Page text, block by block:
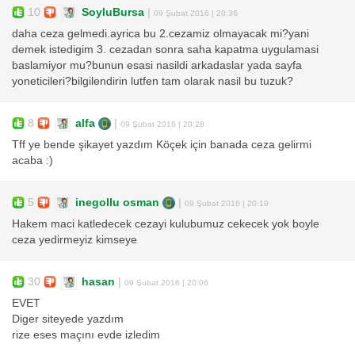
10 SoyluBursa 09 Şubat 2016 | 20:36
daha ceza gelmedi.ayrica bu 2.cezamiz olmayacak mi?yani
demek istedigim 3. cezadan sonra saha kapatma uygulamasi
baslamiyor mu?bunun esasi nasildi arkadaslar yada sayfa
yoneticileri?bilgilendirin lutfen tam olarak nasil bu tuzuk?
8 alfa 09 Şubat 2016 | 20:28
Tff ye bende şikayet yazdım Köçek için banada ceza gelirmi
acaba :)
5 inegollu osman 09 Şubat 2016 | 20:19
Hakem maci katledecek cezayi kulubumuz cekecek yok boyle
ceza yedirmeyiz kimseye
30 hasan 09 Şubat 2016 | 20:06
EVET
Diger siteyede yazdım
rize eses maçını evde izledim